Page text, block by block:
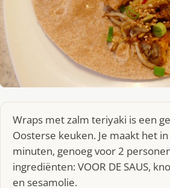
Wraps met zalm teriyaki is een
Oosterse keuken. Je maakt het
minuten, genoeg voor 2
ingrediënten: VOOR DE SAUS,
en sesamolie.